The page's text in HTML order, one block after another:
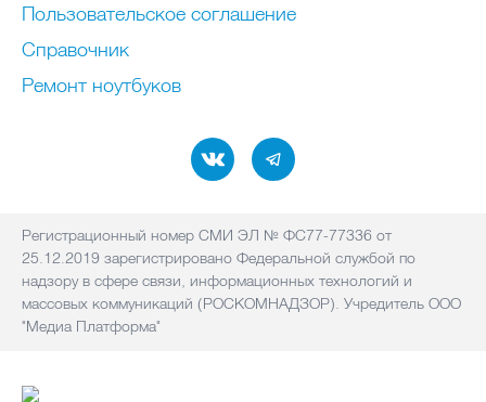
Пользовательское соглашение
Справочник
Ремонт нoутбуков
Регистрационный номер СМИ ЭЛ № ФС77-77336 от
25.12.2019 зарегистрировано Федеральной службой по
надзору в сфере связи, информационных технологий и
массовых коммуникаций (РОСКОМНАДЗОР). Учредитель ООО
"Медиа Платформа"